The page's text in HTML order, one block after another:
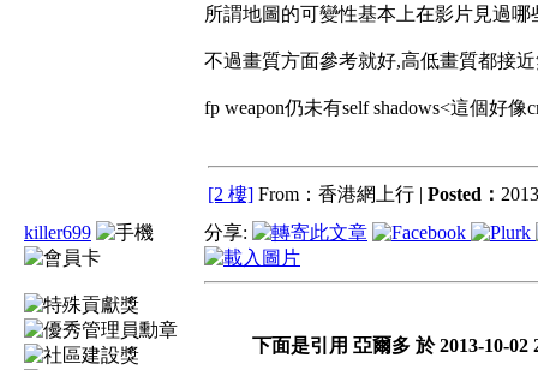
所謂地圖的可變性基本上在影片見過哪
不過畫質方面參考就好,高低畫質都接
fp weapon仍未有self shadows<這個好
[2 樓] From：香港網上行 | Posted：
killer699
分享:
下面是引用 亞爾多 於 2013-10-02